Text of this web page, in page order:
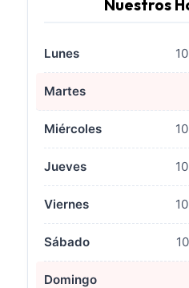
Nuestros
Lunes
Martes
Miércoles
Jueves
Viernes
Sábado
Domingo